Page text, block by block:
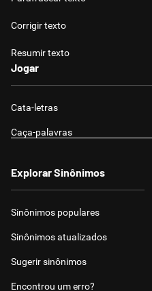
Corrigir texto
Resumir texto
Jogar
Cata-letras
Caça-palavras
Explorar Sinônimos
Sinônimos populares
Sinônimos atualizados
Sugerir sinônimos
Encontrou um erro?